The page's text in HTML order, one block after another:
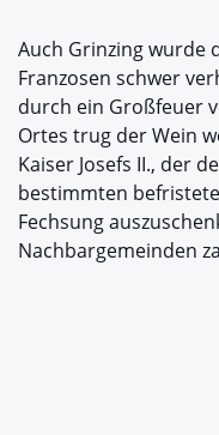
Auch Grinzing wurde
Franzosen schwer
durch ein Großfeuer
Ortes trug der Wein
Kaiser Josefs II., der
bestimmten
Fechsung
Nachbargemeinden